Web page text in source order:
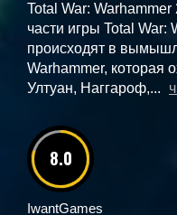
Total War:
части игры Total War:
происходят в
Warhammer, которая
Ултуан, Наггароф,...
8.0
IwantGames